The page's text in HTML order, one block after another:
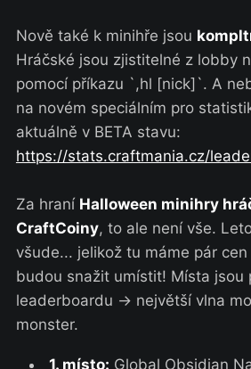
Nově také k minihře jsou
Hráčské jsou zjistitelné z lobby
pomocí příkazu `,hl [nick]`. A
na novém speciálním pro
aktuálně v BETA stavu:
https://stats.craftmania.cz/
Za hraní Halloween minihry
CraftCoiny, to ale není vše.
všude... jelikož tu máme pár
budou snažit umístit! Místa jsou
leaderboardu -> největší vlna
monster.
1. místo: Global Obsidian